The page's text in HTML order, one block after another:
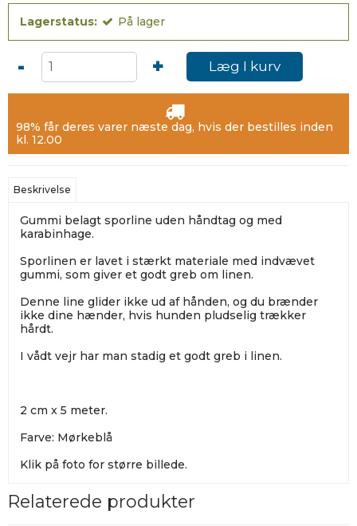
Lagerstatus: På lager
- + Læg I kurv
98% får deres varer næste dag, hvis der bestilles inden
kl. 12.00
Beskrivelse
Gummi belagt sporline uden håndtag og med
karabinhage.
Sporlinen er lavet i stærkt materiale med indvævet
gummi, som giver et godt greb om linen.
Denne line glider ikke ud af hånden, og du brænder
ikke dine hænder, hvis hunden pludselig trækker
hårdt.
I vådt vejr har man stadig et godt greb i linen.
2 cm x 5 meter.
Farve: Mørkeblå
Klik på foto for større billede.
Relaterede produkter